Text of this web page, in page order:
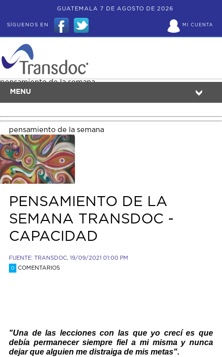
GUATEMALA 7 DE AGOSTO DE 2026
MI CUENTA
SÍGUENOS EN
MENU
pensamiento de la semana
pensamiento de la semana
PENSAMIENTO DE LA
SEMANA TRANSDOC -
CAPACIDAD
FUENTE: TRANSDOC, 19/09/2021 01:00 PM
0 COMENTARIOS
"Una de las lecciones con las que yo crecí es que
debía permanecer siempre fiel a mi misma y nunca
dejar que alguien me distraiga de mis metas".